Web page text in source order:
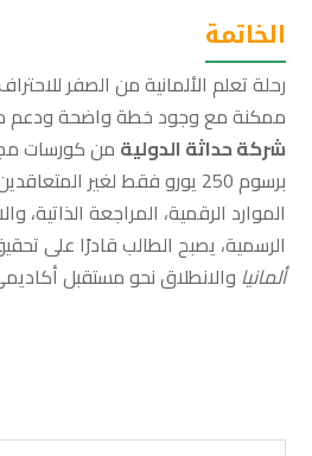
الخاتمة
رحلة تعلم الألمانية من الصفر
ممكنة مع وجود خطة واضحة ودعم
شركة حداثة الدولية من كورسات
برسوم 250 يورو فقط لغير
الموارد الرقمية، المراجعة الذاتية،
الرسمية، يصبح الطالب قادرًا على
ألمانيا والانطلاق نحو مستقبل